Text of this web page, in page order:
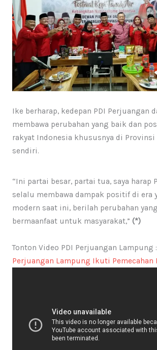
Ike berharap, kedepan PDI Perjuangan
membawa perubahan yang baik dan
rakyat Indonesia khususnya di Provinsi
sendiri.
“Ini partai besar, partai tua, saya harap
selalu membawa dampak positif di era
modern saat ini, berilah perubahan
bermaanfaat untuk masyarakat,” (*)
Tonton Video PDI Perjuangan Lampung :
Perjuangan Lampung Ikuti Pemecahan